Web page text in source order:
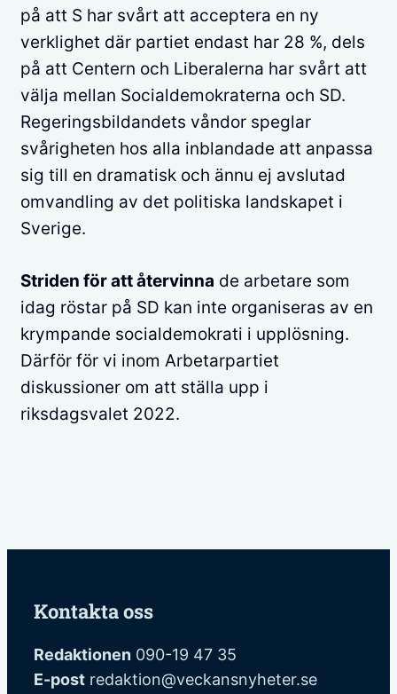
på att S har svårt att acceptera en ny
verklighet där partiet endast har 28 %, dels
på att Centern och Liberalerna har svårt att
välja mellan Socialdemokraterna och SD.
Regeringsbildandets våndor speglar
svårigheten hos alla inblandade att anpassa
sig till en dramatisk och ännu ej avslutad
omvandling av det politiska landskapet i
Sverige.
Striden för att återvinna de arbetare som
idag röstar på SD kan inte organiseras av en
krympande socialdemokrati i upplösning.
Därför för vi inom Arbetarpartiet
diskussioner om att ställa upp i
riksdagsvalet 2022.
Kontakta oss
Redaktionen 090-19 47 35
E-post redaktion@veckansnyheter.se